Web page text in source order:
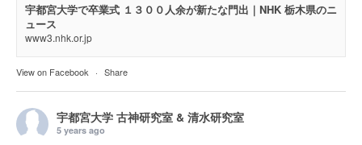
宇都宮大学で卒業式 １３００人余が新たな門出｜NHK 栃木県のニ
ュース
www3.nhk.or.jp
View on Facebook · Share
宇都宮大学 古神研究室 & 清水研究室
5 years ago